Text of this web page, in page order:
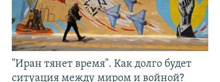
"Иран тянет время". Как долго будет
ситуация между миром и войной?